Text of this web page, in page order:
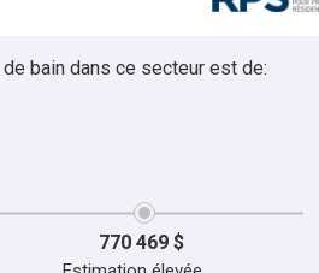
bain dans ce secteur est de:
770 469 $